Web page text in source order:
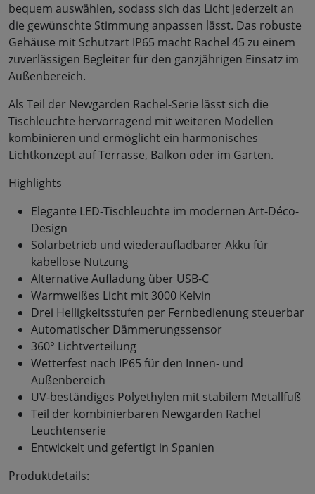
bequem auswählen, sodass sich das Licht jederzeit an
die gewünschte Stimmung anpassen lässt. Das robuste
Gehäuse mit Schutzart IP65 macht Rachel 45 zu einem
zuverlässigen Begleiter für den ganzjährigen Einsatz im
Außenbereich.
Als Teil der Newgarden Rachel-Serie lässt sich die
Tischleuchte hervorragend mit weiteren Modellen
kombinieren und ermöglicht ein harmonisches
Lichtkonzept auf Terrasse, Balkon oder im Garten.
Highlights
Elegante LED-Tischleuchte im modernen Art-Déco-
Design
Solarbetrieb und wiederaufladbarer Akku für
kabellose Nutzung
Alternative Aufladung über USB-C
Warmweißes Licht mit 3000 Kelvin
Drei Helligkeitsstufen per Fernbedienung steuerbar
Automatischer Dämmerungssensor
360° Lichtverteilung
Wetterfest nach IP65 für den Innen- und
Außenbereich
UV-beständiges Polyethylen mit stabilem Metallfuß
Teil der kombinierbaren Newgarden Rachel
Leuchtenserie
Entwickelt und gefertigt in Spanien
Produktdetails: